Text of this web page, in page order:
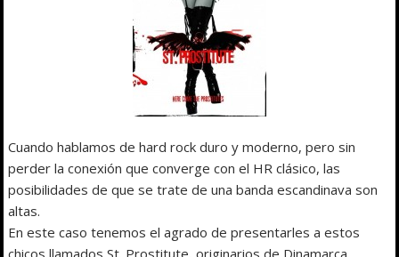
Cuando hablamos de hard rock duro y moderno, pero sin
perder la conexión que converge con el HR clásico, las
posibilidades de que se trate de una banda escandinava son
altas.
En este caso tenemos el agrado de presentarles a estos
chicos llamados St. Prostitute, originarios de Dinamarca.